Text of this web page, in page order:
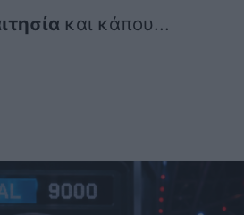
και κάπου...